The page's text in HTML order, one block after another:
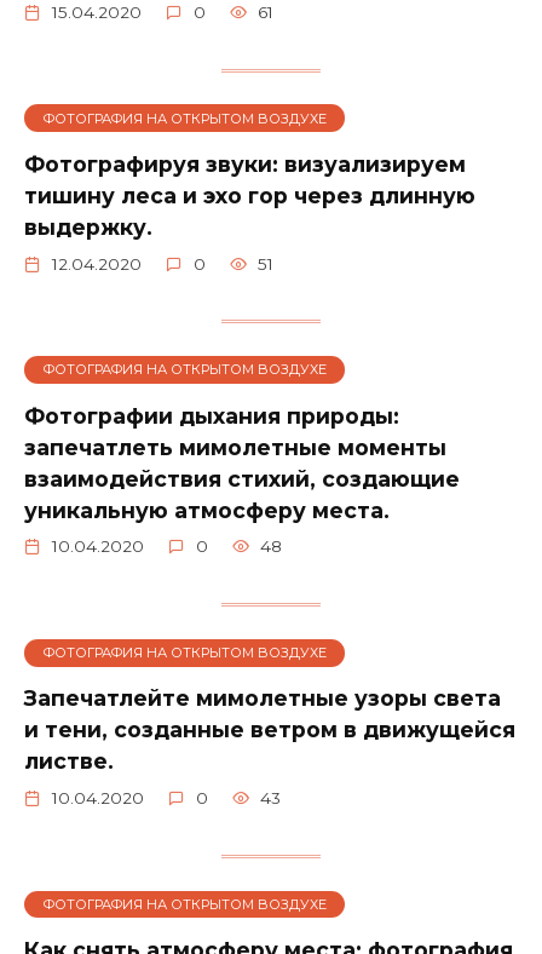
15.04.2020 0 61
ФОТОГРАФИЯ НА ОТКРЫТОМ ВОЗДУХЕ
Фотографируя звуки: визуализируем
тишину леса и эхо гор через длинную
выдержку.
12.04.2020 0 51
ФОТОГРАФИЯ НА ОТКРЫТОМ ВОЗДУХЕ
Фотографии дыхания природы:
запечатлеть мимолетные моменты
взаимодействия стихий, создающие
уникальную атмосферу места.
10.04.2020 0 48
ФОТОГРАФИЯ НА ОТКРЫТОМ ВОЗДУХЕ
Запечатлейте мимолетные узоры света
и тени, созданные ветром в движущейся
листве.
10.04.2020 0 43
ФОТОГРАФИЯ НА ОТКРЫТОМ ВОЗДУХЕ